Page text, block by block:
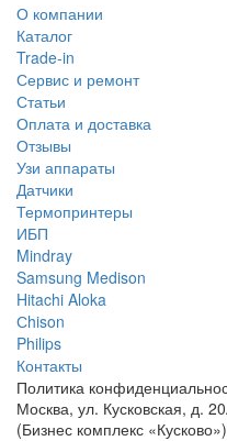
О компании
Каталог
Trade-in
Сервис и ремонт
Статьи
Оплата и доставка
Отзывы
Узи аппараты
Датчики
Термопринтеры
ИБП
Mindray
Samsung Medison
Hitachi Aloka
Сhison
Philips
Контакты
Политика
Москва, ул. Кусковская, д.
(Бизнес комплекс «Кусково»)